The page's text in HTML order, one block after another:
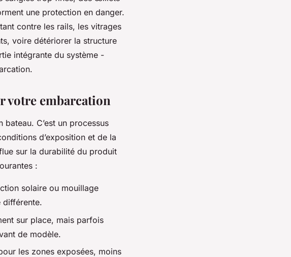
une protection en danger.
contre les rails, les vitrages
voire détériorer la structure
intégrante du système -
votre embarcation
C’est un processus
d’exposition et de la
sur la durabilité du produit
:
solaire ou mouillage
différente.
sur place, mais parfois
de modèle.
les zones exposées, moins